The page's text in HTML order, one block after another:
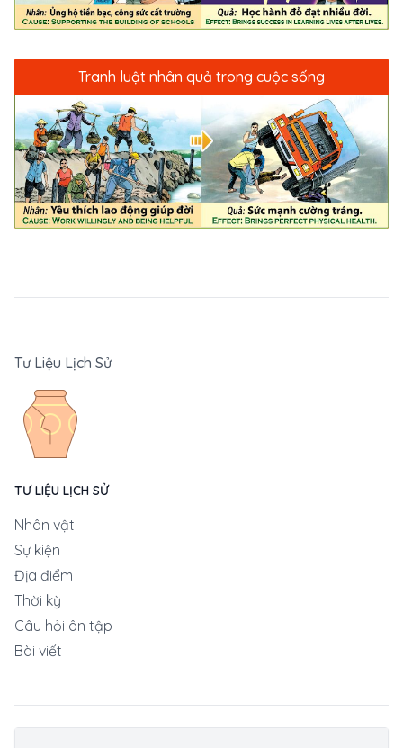
Tranh luật nhân quả trong cuộc sống
Tư Liệu Lịch Sử
TƯ LIỆU LỊCH SỬ
Nhân vật
Sự kiện
Địa điểm
Thời kỳ
Câu hỏi ôn tập
Bài viết